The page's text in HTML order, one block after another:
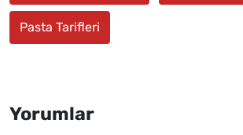
Pasta Tarifleri
Yorumlar